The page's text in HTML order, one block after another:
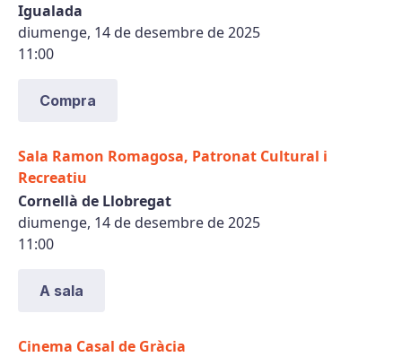
Igualada
diumenge, 14 de desembre de 2025
11:00
Compra
Sala Ramon Romagosa, Patronat Cultural i
Recreatiu
Cornellà de Llobregat
diumenge, 14 de desembre de 2025
11:00
A sala
Cinema Casal de Gràcia